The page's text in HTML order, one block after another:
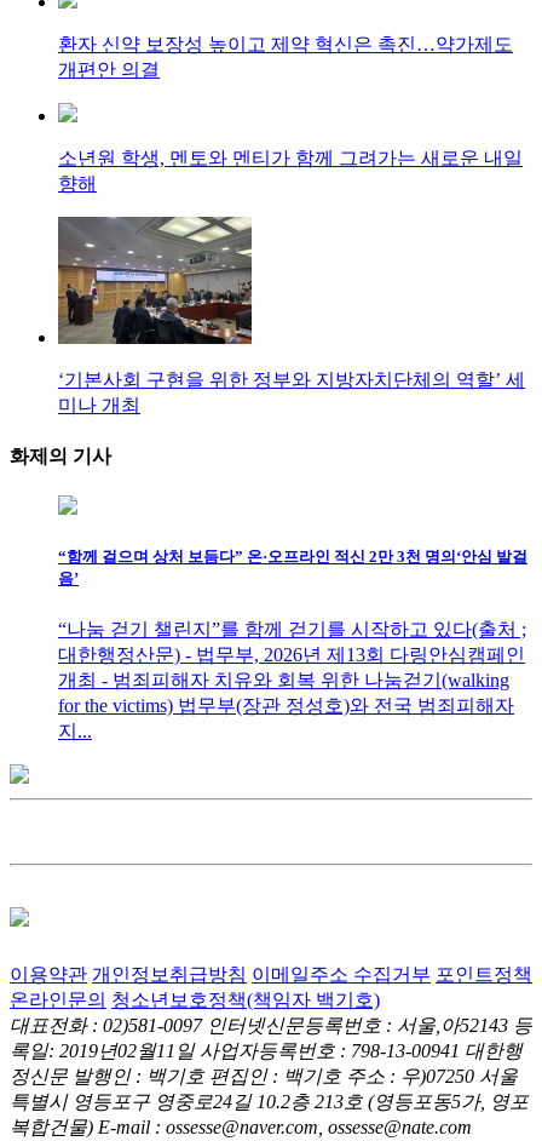
환자 신약 보장성 높이고 제약 혁신은 촉진…약가제도
개편안 의결
소년원 학생, 멘토와 멘티가 함께 그려가는 새로운 내일
향해
‘기본사회 구현을 위한 정부와 지방자치단체의 역할’ 세
미나 개최
화제의 기사
“함께 걸으며 상처 보듬다” 온·오프라인 적신 2만 3천 명의‘안심 발걸
음’
“나눔 걷기 챌린지”를 함께 걷기를 시작하고 있다(출처 ;
대한행정산문) - 법무부, 2026년 제13회 다링안심캠페인
개최 - 범죄피해자 치유와 회복 위한 나눔걷기(walking
for the victims) 법무부(장관 정성호)와 전국 범죄피해자
지...
이용약관 개인정보취급방침 이메일주소 수집거부 포인트정책
온라인문의 청소년보호정책(책임자 백기호)
대표전화 : 02)581-0097 인터넷신문등록번호 : 서울,아52143 등
록일: 2019년02월11일 사업자등록번호 : 798-13-00941 대한행
정신문 발행인 : 백기호 편집인 : 백기호 주소 : 우)07250 서울
특별시 영등포구 영중로24길 10.2층 213호 (영등포동5가, 영포
복합건물) E-mail : ossesse@naver.com, ossesse@nate.com